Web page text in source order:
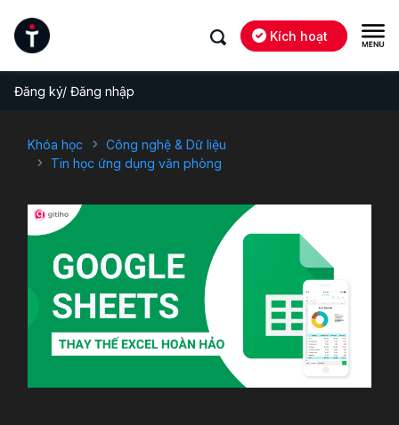
Kích hoạt
Đăng ký/ Đăng nhập
Khóa học
Công nghệ & Dữ liệu
Tin học ứng dụng văn phòng